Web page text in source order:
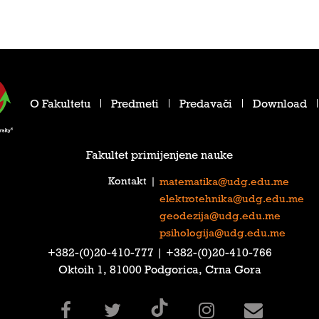
O Fakultetu Predmeti Predavači Download
Fakultet primijenjene nauke
Kontakt
matematika@udg.edu.me
elektrotehnika@udg.edu.me
geodezija@udg.edu.me
psihologija@udg.edu.me
‎+382-(0)20-410-777‎ | ‎+382-(0)20-410-766‎
Oktoih 1, 81000 Podgorica, Crna Gora